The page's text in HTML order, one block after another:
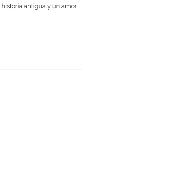
antigua y un amor